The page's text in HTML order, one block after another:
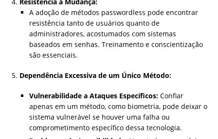
A adoção de métodos passwordless pode encontrar
resistência tanto de usuários quanto de
administradores, acostumados com sistemas
baseados em senhas. Treinamento e conscientização
são essenciais.
Dependência Excessiva de um Único Método:
Vulnerabilidade a Ataques Específicos: Confiar
apenas em um método, como biometria, pode deixar o
sistema vulnerável se houver uma falha ou
comprometimento específico dessa tecnologia.